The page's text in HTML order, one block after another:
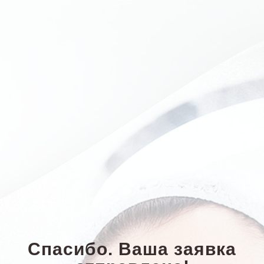
Спасибо. Ваша заявка